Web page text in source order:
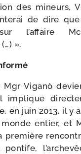
des mineurs,
de dire que
l’affaire
».
Mgr Viganò
implique
en juin 2013, il y
entier, et
pre­mière
pon­tife,